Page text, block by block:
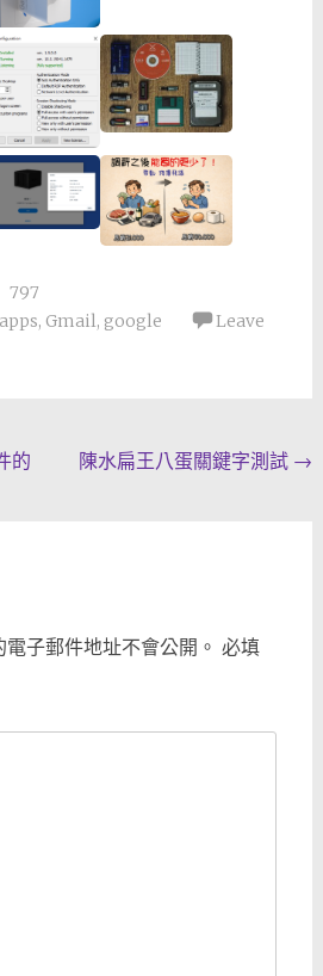
797
apps, Gmail, google
Leave
的
陳水扁王八蛋關鍵字測試 →
子郵件地址不會公開。 必填